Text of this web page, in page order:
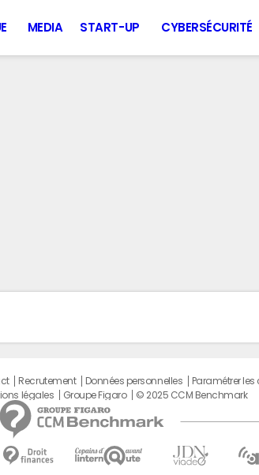
MEDIA START-UP CYBERSÉCURITÉ
Recrutement Données personnelles Paramétrer les
légales Groupe Figaro © 2025 CCM Benchmark